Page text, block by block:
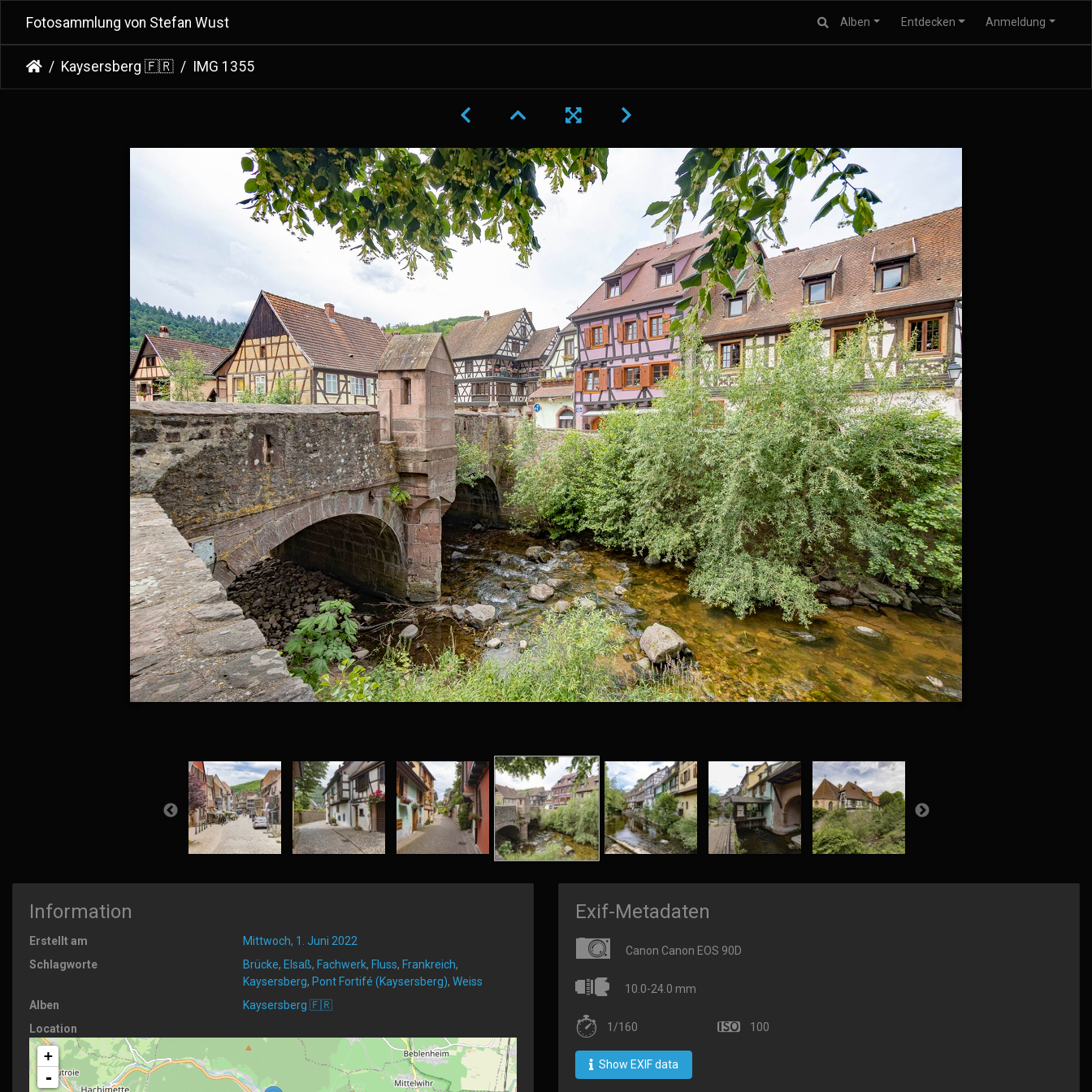
Fotosammlung von Stefan Wust Alben Entdecken Anmeldung
Kaysersberg 🇫🇷 IMG 1355
Information
Erstellt am
Mittwoch, 1. Juni 2022
Schlagworte
Brücke, Elsaß, Fachwerk, Fluss, Frankreich,
Kaysersberg, Pont Fortifé (Kaysersberg), Weiss
Alben
Kaysersberg 🇫🇷
Location
+
-
Exif-Metadaten
Canon Canon EOS 90D
10.0-24.0 mm
1/160 100
Show EXIF data